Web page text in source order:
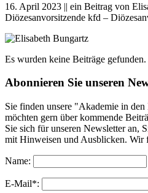
16. April 2023 || ein Beitrag von
Diözesanvorsitzende kfd –
Es wurden keine Beiträge gefunden.
Abonnieren Sie unseren
Sie finden unsere "Akademie in den
möchten gern über kommende
Sie sich für unseren Newsletter an,
mit Hinweisen und Ausblicken. Wir
Name:
E-Mail*: